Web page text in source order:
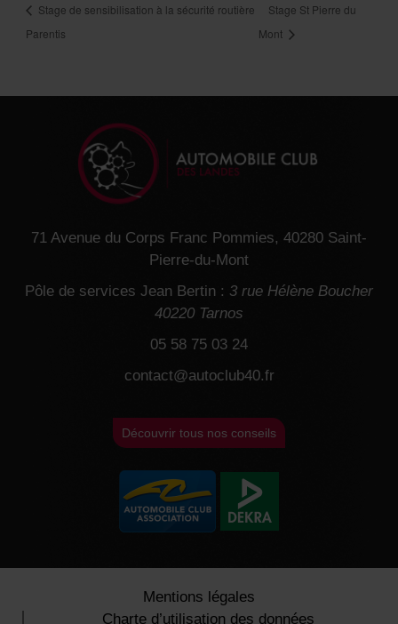
Stage de sensibilisation à la sécurité routière
Parentis
Stage St Pierre du
Mont
71 Avenue du Corps Franc Pommies, 40280 Saint-
Pierre-du-Mont
Pôle de services Jean Bertin : 3 rue Hélène Boucher
40220 Tarnos
05 58 75 03 24
contact@autoclub40.fr
Découvrir tous nos conseils
Mentions légales
Charte d’utilisation des données